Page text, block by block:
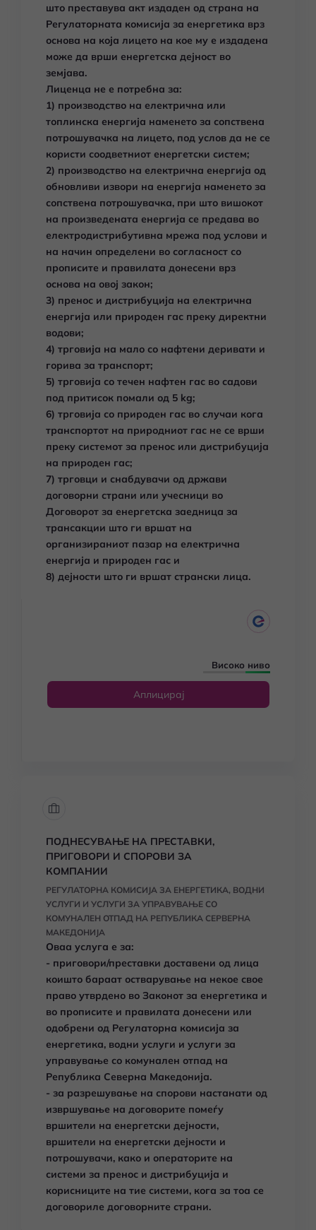
што преставува акт издаден од страна на
Регулаторната комисија за енергетика врз
основа на која лицето на кое му е издадена
може да врши енергетска дејност во
земјава.
Лиценца не е потребна за:
1) производство на електрична или
топлинска енергија наменето за сопствена
потрошувачка на лицето, под услов да не се
користи соодветниот енергетски систем;
2) производство на електрична енергија од
обновливи извори на енергија наменето за
сопствена потрошувачка, при што вишокот
на произведената енергија се предава во
електродистрибутивна мрежа под услови и
на начин определени во согласност со
прописите и правилата донесени врз
основа на овој закон;
3) пренос и дистрибуција на електрична
енергија или природен гас преку директни
водови;
4) трговија на мало со нафтени деривати и
горива за транспорт;
5) трговија со течен нафтен гас во садови
под притисок помали од 5 kg;
6) трговија со природен гас во случаи кога
транспортот на природниот гас не се врши
преку системот за пренос или дистрибуција
на природен гас;
7) трговци и снабдувачи од држави
договорни страни или учесници во
Договорот за енергетска заедница за
трансакции што ги вршат на
организираниот пазар на електрична
енергија и природен гас и
8) дејности што ги вршат странски лица.
Високо ниво
Аплицирај
ПОДНЕСУВАЊЕ НА ПРЕСТАВКИ,
ПРИГОВОРИ И СПОРОВИ ЗА
КОМПАНИИ
РЕГУЛАТОРНА КОМИСИЈА ЗА ЕНЕРГЕТИКА, ВОДНИ
УСЛУГИ И УСЛУГИ ЗА УПРАВУВАЊЕ СО
КОМУНАЛЕН ОТПАД НА РЕПУБЛИКА СЕРВЕРНА
МАКЕДОНИЈА
Оваа услуга е за:
- приговори/преставки доставени од лица
коишто бараат остварување на некое свое
право утврдено во Законот за енергетика и
во прописите и правилата донесени или
одобрени од Регулаторна комисија за
енергетика, водни услуги и услуги за
управување со комунален отпад на
Република Северна Македонија.
- за разрешување на спорови настанати од
извршување на договорите помеѓу
вршители на енергетски дејности,
вршители на енергетски дејности и
потрошувачи, како и операторите на
системи за пренос и дистрибуција и
корисниците на тие системи, кога за тоа се
договориле договорните страни.